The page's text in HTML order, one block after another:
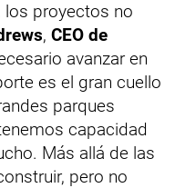
los proyectos no
, CEO de
avanzar en
es el gran cuello
parques
capacidad
Más allá de las
pero no